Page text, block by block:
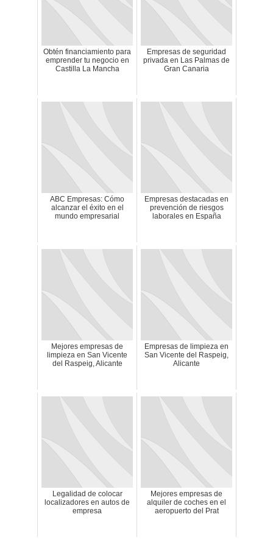
Obtén financiamiento para
emprender tu negocio en
Castilla La Mancha
Empresas de seguridad
privada en Las Palmas de
Gran Canaria
ABC Empresas: Cómo
alcanzar el éxito en el
mundo empresarial
Empresas destacadas en
prevención de riesgos
laborales en España
Mejores empresas de
limpieza en San Vicente
del Raspeig, Alicante
Empresas de limpieza en
San Vicente del Raspeig,
Alicante
Legalidad de colocar
localizadores en autos de
empresa
Mejores empresas de
alquiler de coches en el
aeropuerto del Prat